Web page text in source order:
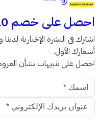
احصل على خصم 10%
أسعارك الأول.
احصل على تنبيهات بشأن
عنوان البريد الالكتروني